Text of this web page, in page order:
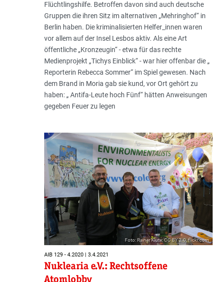
Flüchtlingshilfe. Betroffen davon sind auch deutsche
Gruppen die ihren Sitz im alternativen „Mehringhof“ in
Berlin haben. Die kriminalisierten Helfer_innen waren
vor allem auf der Insel Lesbos aktiv. Als eine Art
öffentliche „Kronzeugin“ - etwa für das rechte
Medienprojekt „Tichys Einblick“ - war hier offenbar die „
Reporterin Rebecca Sommer“ im Spiel gewesen. Nach
dem Brand in Moria gab sie kund, vor Ort gehört zu
haben: „ Antifa-Leute hoch Fünf“ hätten Anweisungen
gegeben Feuer zu legen
Foto: Rainer Klute; CC BY 2.0, flickr.com
AIB 129 - 4.2020 | 3.4.2021
Nuklearia e.V.: Rechtsoffene
Atomlobby